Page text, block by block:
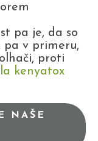
pa je, da so
pa v primeru,
proti
kenyatox
NAŠE